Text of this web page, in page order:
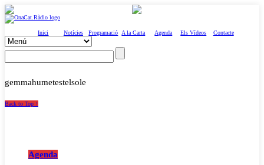
Inici Notícies Programació A la Carta Agenda Els Vídeos Contacte
gemmahumetestelsole
Back to Top ↑
Agenda